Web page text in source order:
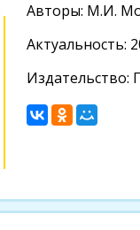
Авторы: М.И.
Актуальность:
Издательство: